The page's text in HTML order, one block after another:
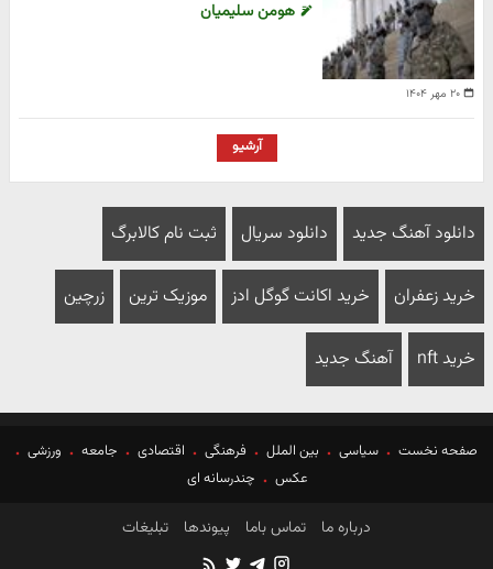
۲۰ مهر ۱۴۰۴
هومن سلیمیان
آرشیو
دانلود آهنگ جدید دانلود سریال ثبت نام کالابرگ
خرید زعفران خرید اکانت گوگل ادز موزیک ترین زرچین
خرید nft آهنگ جدید
صفحه نخست سیاسی بین الملل فرهنگی اقتصادی جامعه
ورزشی
عکس
چندرسانه ای
درباره ما تماس باما پیوندها تبلیغات